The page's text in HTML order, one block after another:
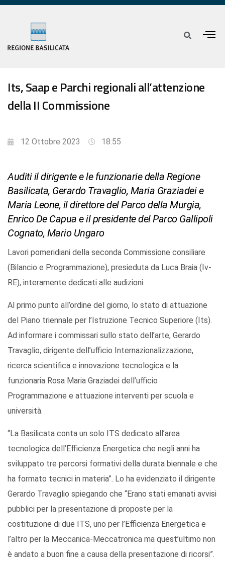
Its, Saap e Parchi regionali all’attenzione
della II Commissione
12 Ottobre 2023 18:55
Auditi il dirigente e le funzionarie della Regione
Basilicata, Gerardo Travaglio, Maria Graziadei e
Maria Leone, il direttore del Parco della Murgia,
Enrico De Capua e il presidente del Parco Gallipoli
Cognato, Mario Ungaro
Lavori pomeridiani della seconda Commissione consiliare
(Bilancio e Programmazione), presieduta da Luca Braia (Iv-
RE), interamente dedicati alle audizioni.
Al primo punto all’ordine del giorno, lo stato di attuazione
del Piano triennale per l’Istruzione Tecnico Superiore (Its).
Ad informare i commissari sullo stato dell’arte, Gerardo
Travaglio, dirigente dell’ufficio Internazionalizzazione,
ricerca scientifica e innovazione tecnologica e la
funzionaria Rosa Maria Graziadei dell’ufficio
Programmazione e attuazione interventi per scuola e
università.
“La Basilicata conta un solo ITS dedicato all’area
tecnologica dell’Efficienza Energetica che negli anni ha
sviluppato tre percorsi formativi della durata biennale e che
ha formato tecnici in materia”. Lo ha evidenziato il dirigente
Gerardo Travaglio spiegando che “Erano stati emanati avvisi
pubblici per la presentazione di proposte per la
costituzione di due ITS, uno per l’Efficienza Energetica e
l’altro per la Meccanica-Meccatronica ma quest’ultimo non
è andato a buon fine a causa della presentazione di ricorsi”.